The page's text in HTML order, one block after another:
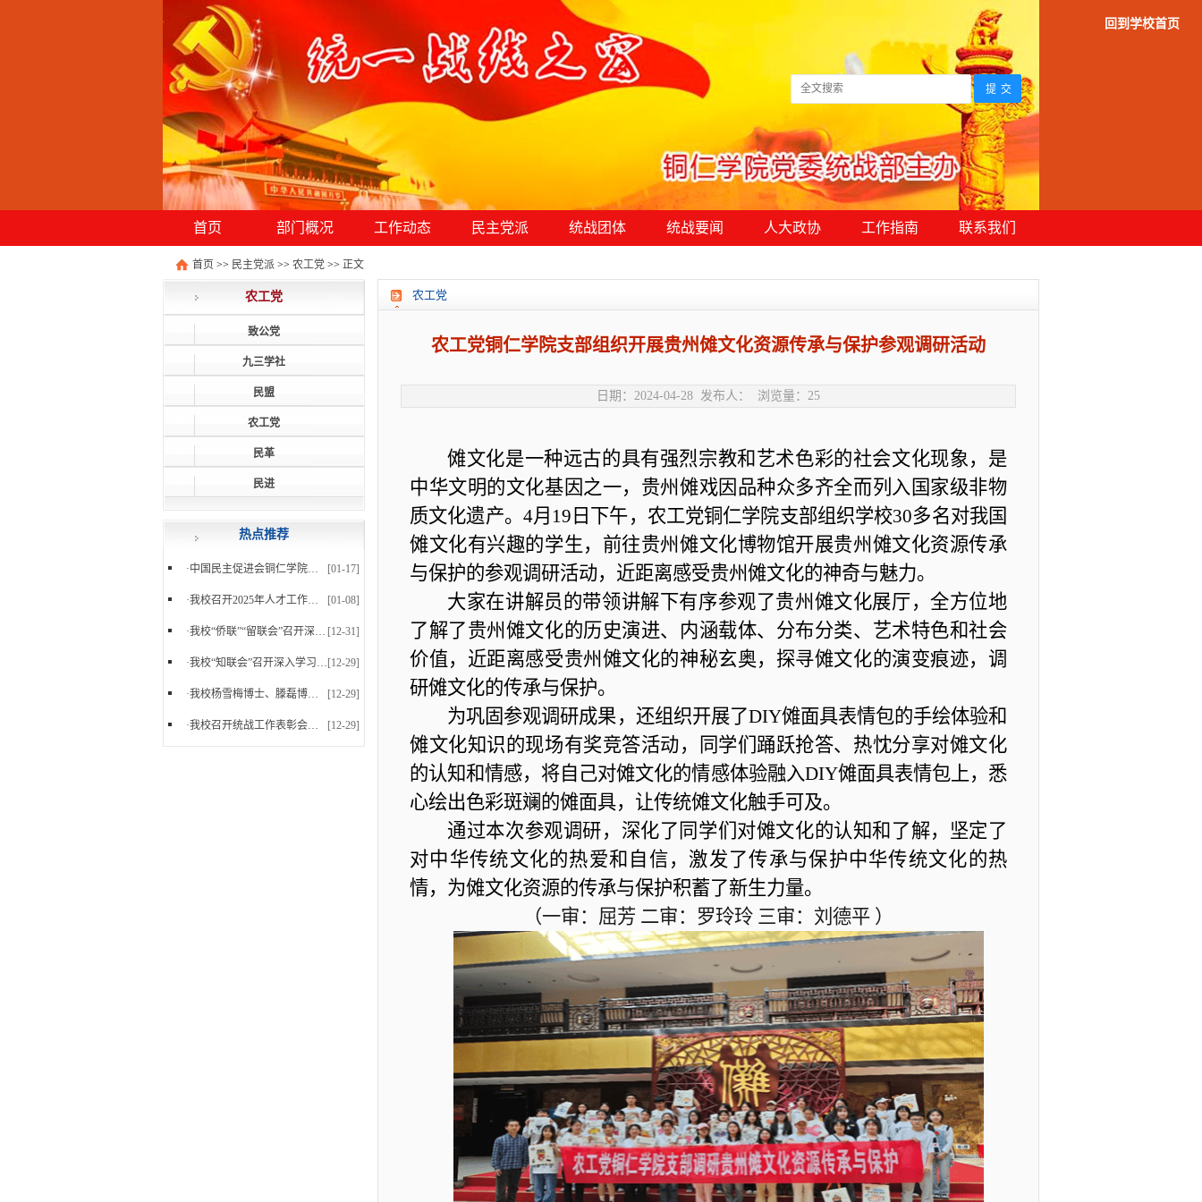
回到学校首页
首页 部门概况 工作动态 民主党派 统战团体 统战要闻 人大政协 工作指南 联系我们
首页 >> 民主党派 >> 农工党 >> 正文
农工党
致公党
九三学社
民盟
农工党
民革
民进
热点推荐
[01-17]
·中国民主促进会铜仁学院支部委员会正式成立
[01-08]
·我校召开2025年人才工作暨党外知识分子台属归侨侨...
[12-31]
·我校“侨联”“留联会”召开深入学习党的二十届四...
[12-29]
·我校“知联会”召开深入学习党的二十届四中全会精...
[12-29]
·我校杨雪梅博士、滕磊博士参加中国民主促进会贵州...
[12-29]
·我校召开统战工作表彰会暨2025年下半年统战工作会...
农工党
农工党铜仁学院支部组织开展贵州傩文化资源传承与保护参观调研活动
日期：2024-04-28 发布人： 浏览量： 25
傩文化是一种远古的具有强烈宗教和艺术色彩的社会文化现象，是
中华文明的文化基因之一，贵州傩戏因品种众多齐全而列入国家级非物
质文化遗产。 4月19日下午，农工党铜仁学院支部组织学校30多名对我国
傩文化有兴趣的学生，前往贵州傩文化博物馆开展贵州傩文化资源传承
与保护的参观调研活动，近距离感受贵州傩文化的神奇与魅力。
大家在讲解员的带领讲解下有序参观了贵州傩文化展厅，全方位地
了解了贵州傩文化的历史演进、内涵载体、分布分类、艺术特色和社会
价值，近距离感受贵州傩文化的神秘玄奥，探寻傩文化的演变痕迹，调
研傩文化的传承与保护。
为巩固参观调研成果，还组织开展了DIY傩面具表情包的手绘体验和
傩文化知识的现场有奖竞答活动，同学们踊跃抢答、热忱分享对傩文化
的认知和情感，将自己对傩文化的情感体验融入DIY傩面具表情包上，悉
心绘出色彩斑斓的傩面具，让传统傩文化触手可及。
通过本次参观调研，深化了同学们对傩文化的认知和了解，坚定了
对中华传统文化的热爱和自信，激发了传承与保护中华传统文化的热
情，为傩文化资源的传承与保护积蓄了新生力量。
（一审：屈芳 二审：罗玲玲 三审：刘德平 ）